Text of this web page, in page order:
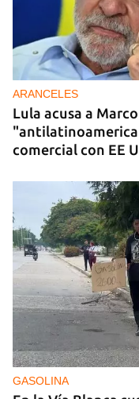
25N
Pese al
tiene una alta
ARANCELES
Lula acusa a
comercial con EE
GASOLINA